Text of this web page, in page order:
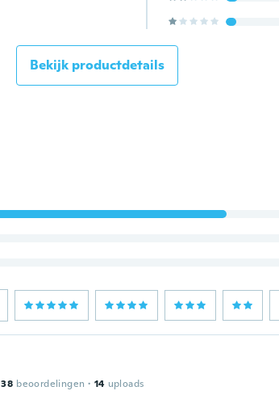
Bekijk productdetails
38 beoordelingen · 14 uploads